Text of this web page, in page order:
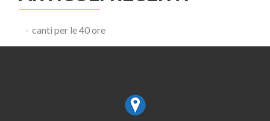
canti per le 40 ore